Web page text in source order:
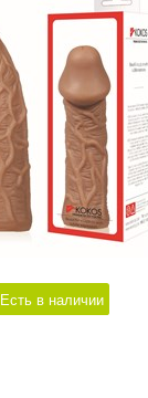
Есть в наличии